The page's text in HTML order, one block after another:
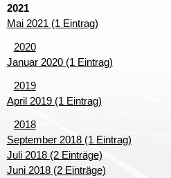
2021
Mai 2021 (1 Eintrag)
2020
Januar 2020 (1 Eintrag)
2019
April 2019 (1 Eintrag)
2018
September 2018 (1 Eintrag)
Juli 2018 (2 Einträge)
Juni 2018 (2 Einträge)